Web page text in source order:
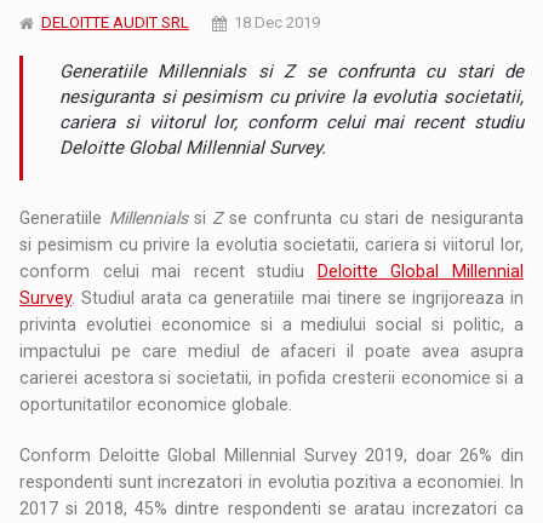
DELOITTE AUDIT SRL 18 Dec 2019
Generatiile Millennials si Z se confrunta cu stari de
nesiguranta si pesimism cu privire la evolutia societatii,
cariera si viitorul lor, conform celui mai recent studiu
Deloitte Global Millennial Survey.
Generatiile Millennials si Zse confrunta cu stari de nesiguranta
si pesimism cu privire la evolutia societatii, cariera si viitorul lor,
conform celui mai recent studiu
Deloitte Global Millennial
Survey. Studiul arata ca generatiile mai tinere se ingrijoreaza in
privinta evolutiei economice si a mediului social si politic, a
impactului pe care mediul de afaceri il poate avea asupra
carierei acestora si societatii, in pofida cresterii economice si a
oportunitatilor economice globale.
Conform Deloitte Global Millennial Survey 2019, doar 26% din
respondenti sunt increzatori in evolutia pozitiva a economiei. In
2017 si 2018, 45% dintre respondenti se aratau increzatori ca